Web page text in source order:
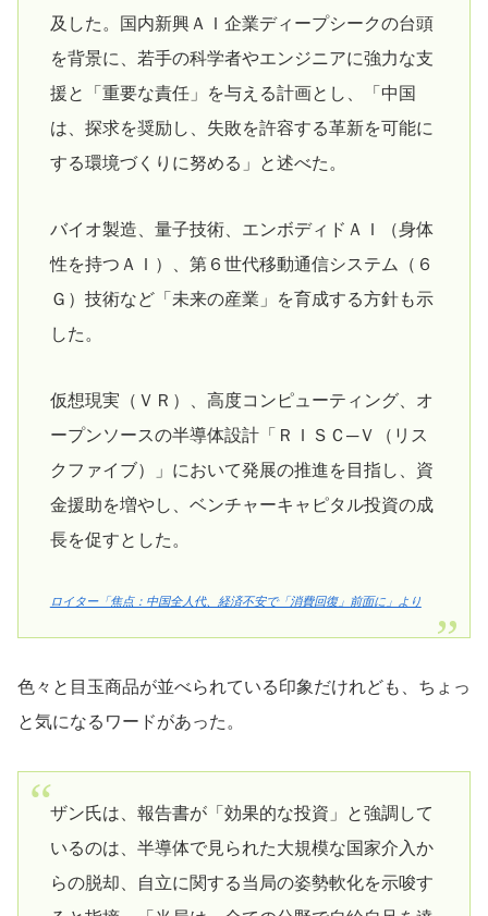
及した。国内新興ＡＩ企業ディープシークの台頭
を背景に、若手の科学者やエンジニアに強力な支
援と「重要な責任」を与える計画とし、「中国
は、探求を奨励し、失敗を許容する革新を可能に
する環境づくりに努める」と述べた。
バイオ製造、量子技術、エンボディドＡＩ（身体
性を持つＡＩ）、第６世代移動通信システム（６
Ｇ）技術など「未来の産業」を育成する方針も示
した。
仮想現実（ＶＲ）、高度コンピューティング、オ
ープンソースの半導体設計「ＲＩＳＣ─Ｖ（リス
クファイブ）」において発展の推進を目指し、資
金援助を増やし、ベンチャーキャピタル投資の成
長を促すとした。
ロイター「焦点：中国全人代、経済不安で「消費回復」前面に」より
色々と目玉商品が並べられている印象だけれども、ちょっ
と気になるワードがあった。
ザン氏は、報告書が「効果的な投資」と強調して
いるのは、半導体で見られた大規模な国家介入か
らの脱却、自立に関する当局の姿勢軟化を示唆す